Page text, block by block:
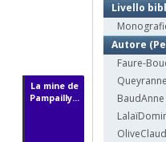
La mine de
Pampailly...
Livello
Autore
Faure-
BaudAnne